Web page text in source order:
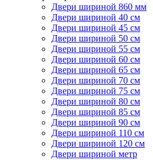
Двери шириной 860 мм
Двери шириной 40 см
Двери шириной 45 см
Двери шириной 50 см
Двери шириной 55 см
Двери шириной 60 см
Двери шириной 65 см
Двери шириной 70 см
Двери шириной 75 см
Двери шириной 80 см
Двери шириной 85 см
Двери шириной 90 см
Двери шириной 110 см
Двери шириной 120 см
Двери шириной метр